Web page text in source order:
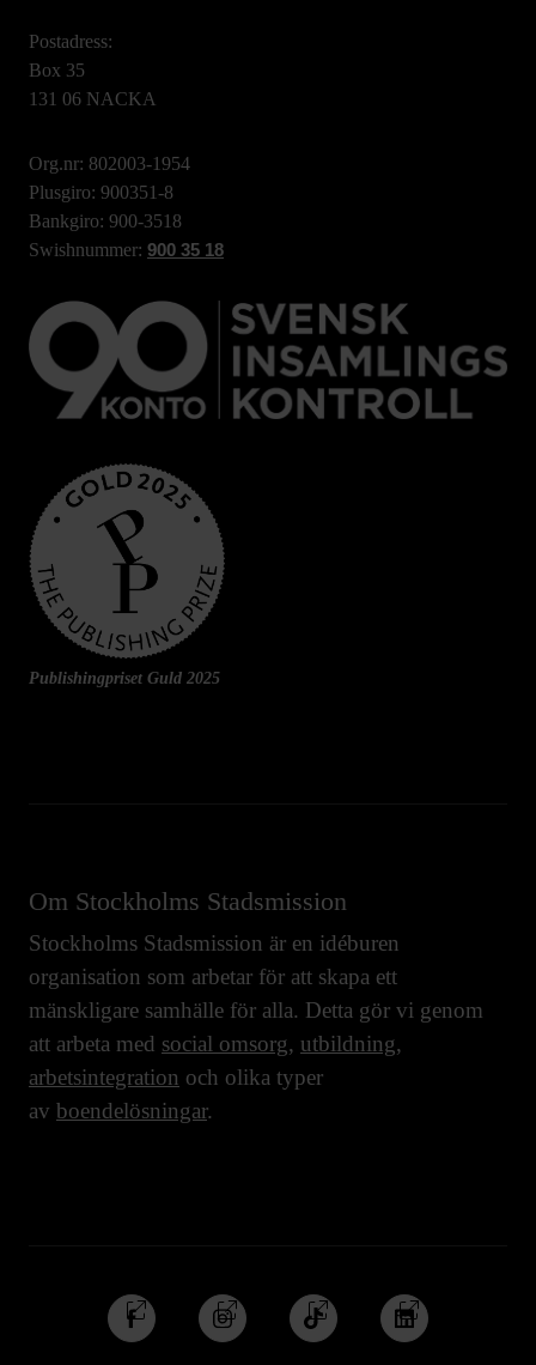
Postadress:
Box 35
131 06 NACKA
Org.nr: 802003-1954
Plusgiro: 900351-8
Bankgiro: 900-3518
Swishnummer: 900 35 18
Publishingpriset Guld 2025
Om Stockholms Stadsmission
Stockholms Stadsmission är en idéburen
organisation som arbetar för att skapa ett
mänskligare samhälle för alla. Detta gör vi genom
att arbeta med social omsorg, utbildning,
arbetsintegration och olika typer
av boendelösningar.
Följ
oss
Följ
oss
Följ
oss
Följ
oss